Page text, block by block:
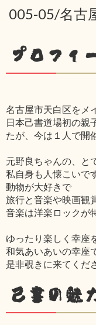
005-05/名古
プロフィ
名古屋市天白区をメ
日本己書道場初の親
たが、今は１人で開
元野良ちゃんの、と
私自身も人懐こいで
動物が大好きで
旅行と音楽や映画観
音楽は洋楽ロックが
ゆったり楽しく幸座
和気あいあいの幸座
是非覗きに来てくだ
己書の魅